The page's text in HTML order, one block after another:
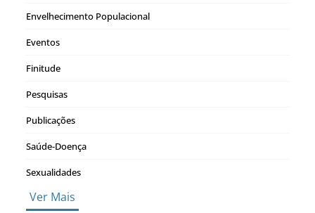
Envelhecimento Populacional
Eventos
Finitude
Pesquisas
Publicações
Saúde-Doença
Sexualidades
Ver Mais